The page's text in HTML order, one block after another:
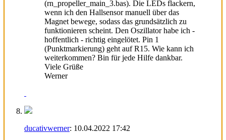
(rn_propeller_main_3.bas). Die LEDs flackern,
wenn ich den Hallsensor manuell über das
Magnet bewege, sodass das grundsätzlich zu
funktionieren scheint. Den Oszillator habe ich -
hoffentlich - richtig eingelötet. Pin 1
(Punktmarkierung) geht auf R15. Wie kann ich
weiterkommen? Bin für jede Hilfe dankbar.
Viele Grüße
Werner
ducativwerner: 10.04.2022 17:42